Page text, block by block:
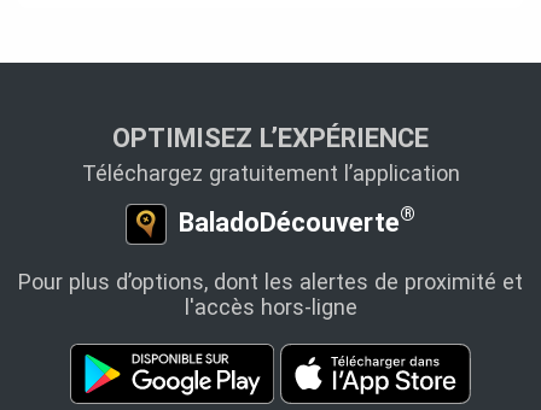
OPTIMISEZ L’EXPÉRIENCE
Téléchargez gratuitement l’application
BaladoDécouverte®
Pour plus d’options, dont les alertes de proximité et
l'accès hors-ligne